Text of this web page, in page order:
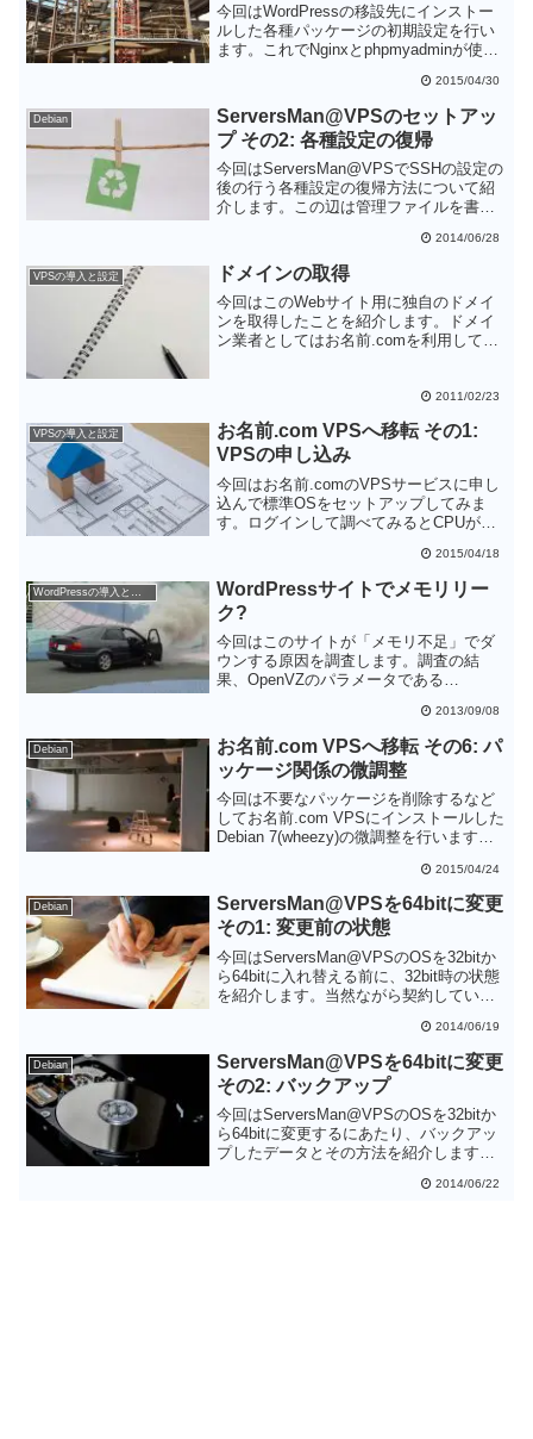
今回はWordPressの移設先にインストー
ルした各種パッケージの初期設定を行い
ます。これでNginxとphpmyadminが使え
のファイルを設置すれば動くはずです。
WordPressの移設までもう一息です。
2015/04/30
Debian
ServersMan@VPSのセットアッ
プ その2: 各種設定の復帰
今回はServersMan@VPSでSSHの設定の
後の行う各種設定の復帰方法について紹
介します。この辺は管理ファイルを書き
2014/06/28
VPSの導入と設定 ドメインの取得
今回はこのWebサイト用に独自のドメイ
ンを取得したことを紹介します。ドメイ
ン業者としてはお名前.comを利用してみ
2011/02/23
VPSの導入と設定
お名前.com VPSへ移転 その1:
VPSの申し込み
今回はお名前.comのVPSサービスに申し
込んで標準OSをセットアップしてみま
す。ログインして調べてみるとCPUが
っと気になるところはあるものの、動き
は軽快です。
2015/04/18
WordPressサイトでメモリリー
ク?
今回はこのサイトが「メモリ不足」でダ
ウンする原因を調査します。調査の結
果、OpenVZのパラメータである
していることを突き止めます。 2013/09/08
Debian
お名前.com VPSへ移転 その6: パ
ッケージ関係の微調整
今回は不要なパッケージを削除するなど
してお名前.com VPSにインストールした
Debian 7(wheezy)の微調整を行います。
潤沢ではないので、不要なパッケージや
モジュールを動かさないようにしてメモ
リは節約したいところです
2015/04/24
Debian
ServersMan@VPSを64bitに変更
その1: 変更前の状態
今回はServersMan@VPSのOSを32bitか
ら64bitに入れ替える前に、32bit時の状態
を紹介します。当然ながら契約している
CPUが450MHz×8コアというのはちょっ
と面白いところです。
2014/06/19
Debian
ServersMan@VPSを64bitに変更
その2: バックアップ
今回はServersMan@VPSのOSを32bitか
ら64bitに変更するにあたり、バックアッ
プしたデータとその方法を紹介します。
に再インストールできますが、自分で作
2014/06/22